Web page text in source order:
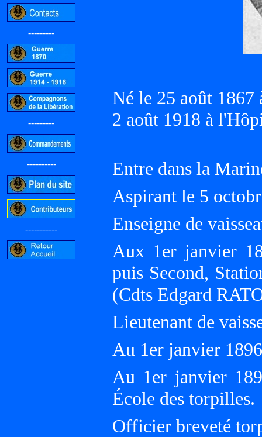
---------
---------
----------
-----------
Né le 25 août
2 août 1918 à
Entre dans la
Aspirant le 5
Enseigne de
Aux 1er janvier
puis Second,
(Cdts Edgard
Lieutenant de
Au 1er janvier
Au 1er janvier
École des torpilles.
Officier breveté